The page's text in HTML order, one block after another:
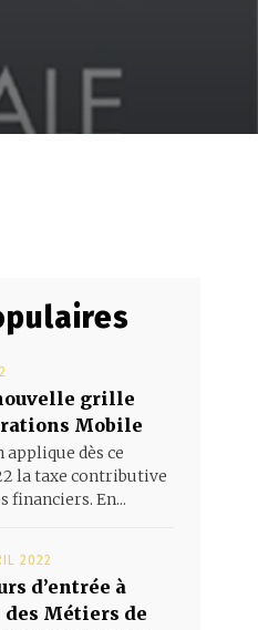
grille
Mobile
applique dès ce
la taxe contributive
financiers. En...
2022
d’entrée à
des Métiers de